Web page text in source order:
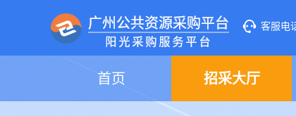
客服电
首页 招采大厅